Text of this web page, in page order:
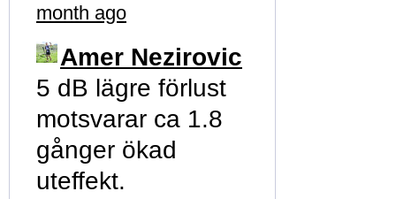
month ago
Amer Nezirovic
5 dB lägre förlust
motsvarar ca 1.8
gånger ökad
uteffekt.